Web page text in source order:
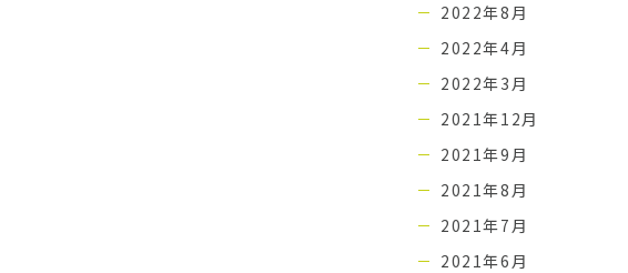
2022年8月
2022年4月
2022年3月
2021年12月
2021年9月
2021年8月
2021年7月
2021年6月